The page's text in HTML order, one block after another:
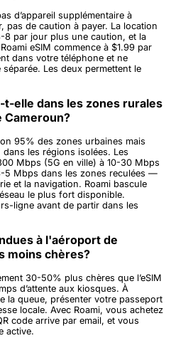
d’appareil supplémentaire à
pas de caution à payer. La location
8 par jour plus une caution, et la
eSIM commence à $1.99 par
dans votre téléphone et ne
Les deux permettent le
t-elle dans les zones rurales
Cameroun?
95% des zones urbaines mais
les régions isolées. Les
Mbps (5G en ville) à 10-30 Mbps
5 Mbps dans les zones reculées —
et la navigation. Roami bascule
le plus fort disponible.
ligne avant de partir dans les
à l'aéroport de
moins chères?
30-50% plus chères que l’eSIM
d’attente aux kiosques. À
la queue, présenter votre passeport
locale. Avec Roami, vous achetez
code arrive par email, et vous
active.